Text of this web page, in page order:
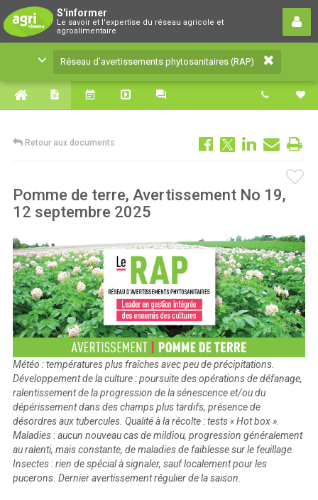
S'informer
Le savoir et l'expertise du réseau agricole et
agroalimentaire
Réseau d’avertissements
phytosanitaires (RAP)
Le savoir et l'expertise du réseau agricole et
agroalimentaire
Réseau d’avertissements phytosanitaires (RAP)
Retour aux documents
Pomme de terre, Avertissement No 19,
12 septembre 2025
Météo : températures plus fraîches avec peu de précipitations.
Développement de la culture : poursuite des opérations de défanage,
ralentissement de la progression de la sénescence et/ou du
dépérissement dans des champs plus tardifs, présence de
désordres aux tubercules. Qualité à la récolte : tests « Hot box ».
Maladies : aucun nouveau cas de mildiou, progression généralement
au ralenti, mais constante, de maladies de faiblesse sur le feuillage.
Insectes : rien de spécial à signaler, sauf localement pour les
pucerons. Dernier avertissement régulier de la saison.